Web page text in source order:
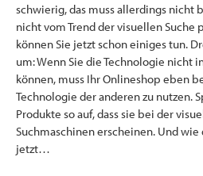
schwierig, das muss allerdings nicht
nicht vom Trend der visuellen Suche
können Sie jetzt schon einiges tun.
um: Wenn Sie die Technologie nicht
können, muss Ihr Onlineshop eben
Technologie der anderen zu nutzen.
Produkte so auf, dass sie bei der
Suchmaschinen erscheinen. Und wie
jetzt…